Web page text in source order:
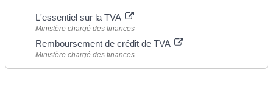
L'essentiel sur la TVA
Ministère chargé des finances
Remboursement de crédit de TVA
Ministère chargé des finances